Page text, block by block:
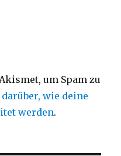
um Spam zu
wie deine
werden.